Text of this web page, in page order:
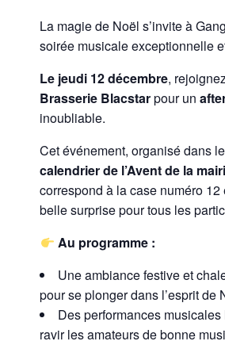
La magie de Noël s’invite à
soirée musicale exceptionnelle
Le jeudi 12 décembre,
Brasserie Blacstarpour un
inoubliable.
Cet événement, organisé dans
calendrier de l’Avent de la
correspond à la case numéro 12
belle surprise pour tous les
Au programme :
Une ambiance festive et
pour se plonger dans l’esprit de
Des performances
ravir les amateurs de bonne